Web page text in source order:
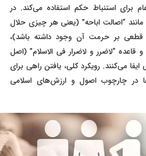
استنباط حکم استفاده می‌کند. در
“اصالت اباحه” (یعنی هر چیزی حلال
بر حرمت آن وجود داشته باشد)،
“لاضرر و لاضرار فی الاسلام” (اصل
می‌کنند. رویکرد کلی، یافتن راهی برای
چارچوب اصول و ارزش‌های اسلامی